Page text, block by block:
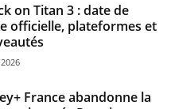
on Titan 3 : date de
officielle, plateformes et
France abandonne la